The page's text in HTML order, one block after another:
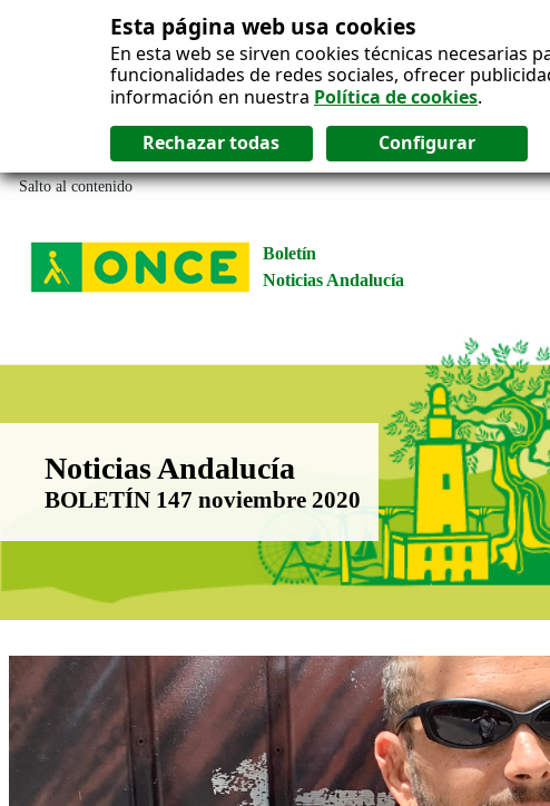
Esta página web usa cookies
En esta web se sirven cookies técnicas
funcionalidades de redes sociales, ofrecer
información en nuestra Política de cookies.
Salto al contenido
Boletín
Noticias Andalucía
Boletín Noticias Andalucía
Noticias Andalucía
BOLETÍN 147 noviembre 2020